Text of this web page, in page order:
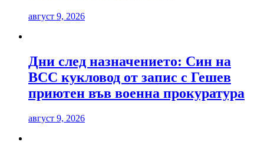
август 9, 2026
Дни след назначението: Син на
ВСС кукловод от запис с Гешев
приютен във военна прокуратура
август 9, 2026